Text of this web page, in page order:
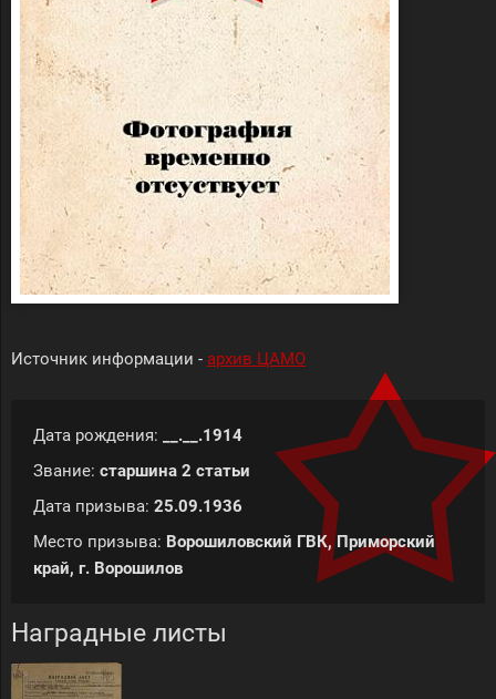
Источник информации - архив ЦАМО
Дата рождения:
__.__.1914
Звание: старшина 2 статьи
Дата призыва: 25.09.1936
Место призыва: Ворошиловский ГВК, Приморский
край, г. Ворошилов
Наградные листы